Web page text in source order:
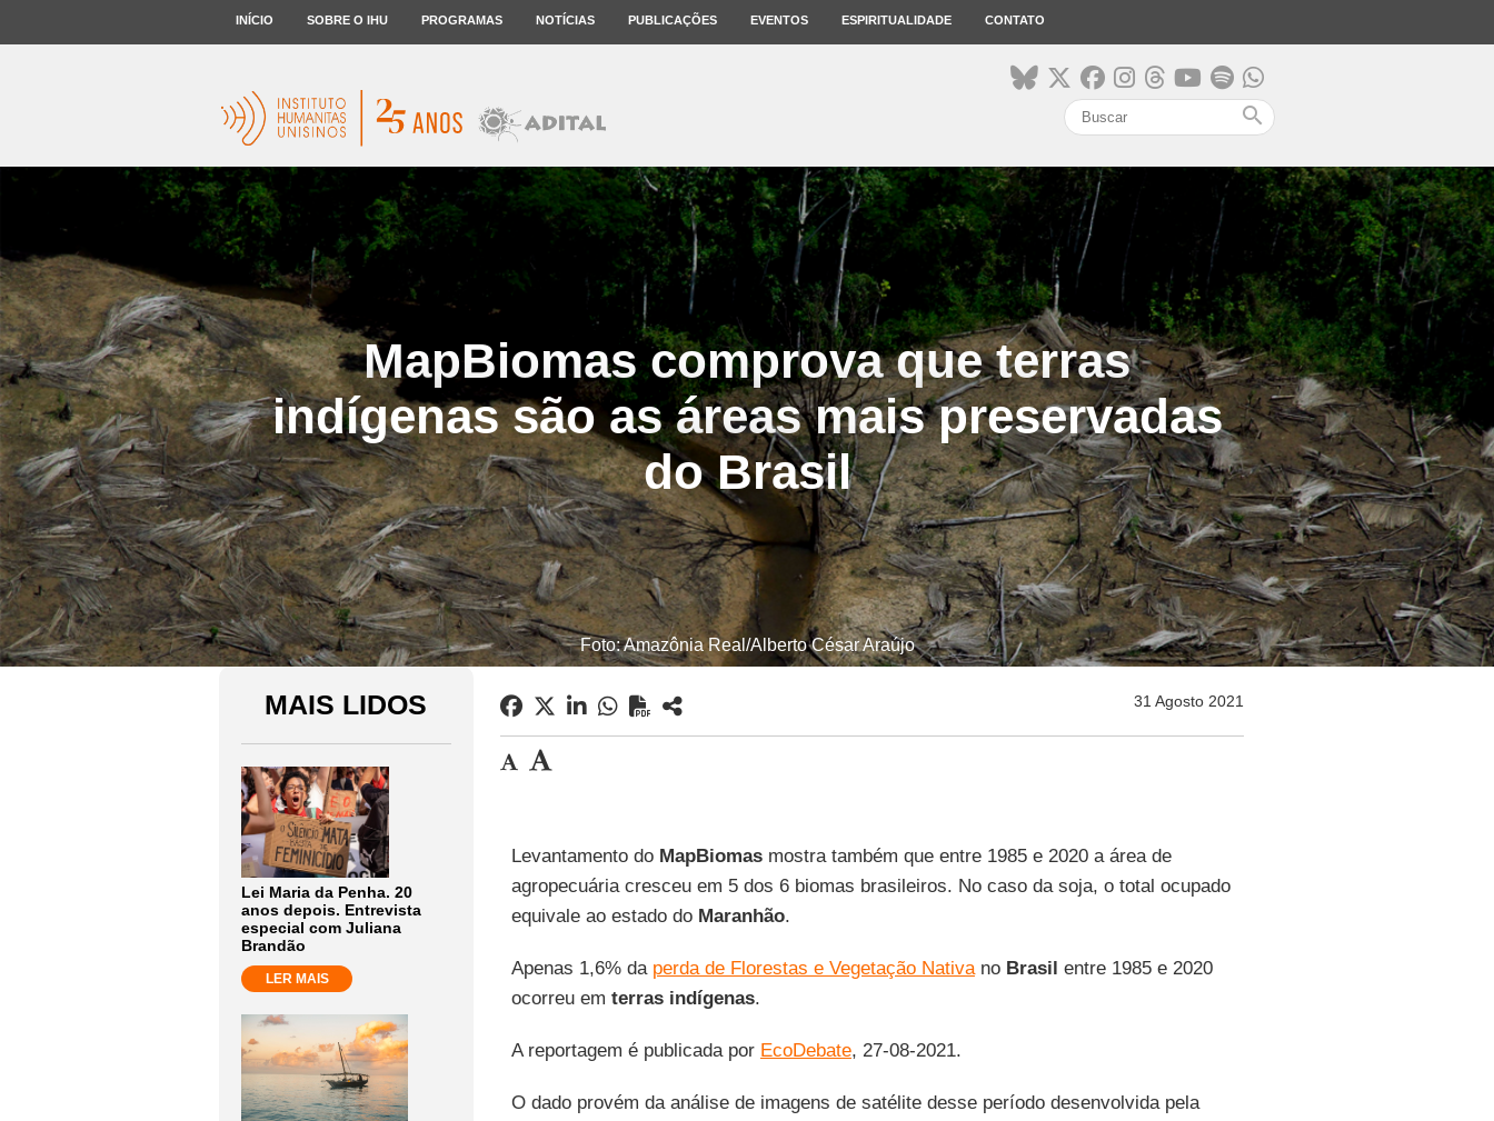
INÍCIO SOBRE O IHU PROGRAMAS NOTÍCIAS PUBLICAÇÕES EVENTOS ESPIRITUALIDADE CONTATO
search
MapBiomas comprova que terras
indígenas são as áreas mais preservadas
do Brasil
Foto: Amazônia Real/Alberto César Araújo
MAIS LIDOS
Lei Maria da Penha. 20
anos depois. Entrevista
especial com Juliana
Brandão
LER MAIS
31 Agosto 2021
Levantamento do MapBiomasmostra também que entre 1985 e 2020 a área de
agropecuária cresceu em 5 dos 6 biomas brasileiros. No caso da soja, o total ocupado
equivale ao estado do Maranhão.
Apenas 1,6% da perda de Florestas e Vegetação Nativano Brasil entre 1985 e 2020
ocorreu em terras indígenas.
A reportagem é publicada por EcoDebate, 27-08-2021.
O dado provém da análise de imagens de satélite desse período desenvolvida pela